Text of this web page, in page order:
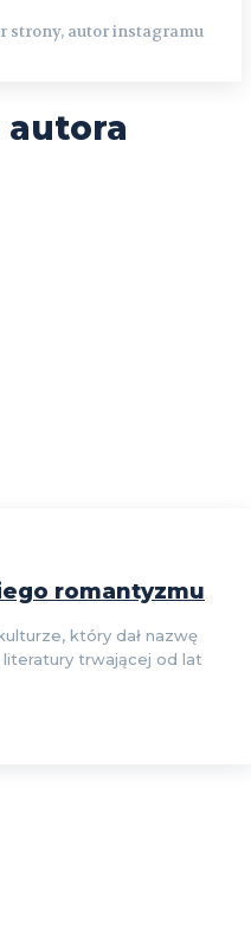
strony, autor instagramu
autora
romantyzmu
który dał nazwę
trwającej od lat